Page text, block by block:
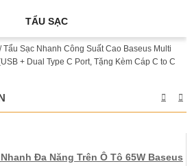
TẨU SẠC
/ Tẩu Sạc Nhanh Công Suất Cao Baseus Multi
+ Dual Type C Port, Tặng Kèm Cáp C to C
Đa Năng Trên Ô Tô 65W Baseus